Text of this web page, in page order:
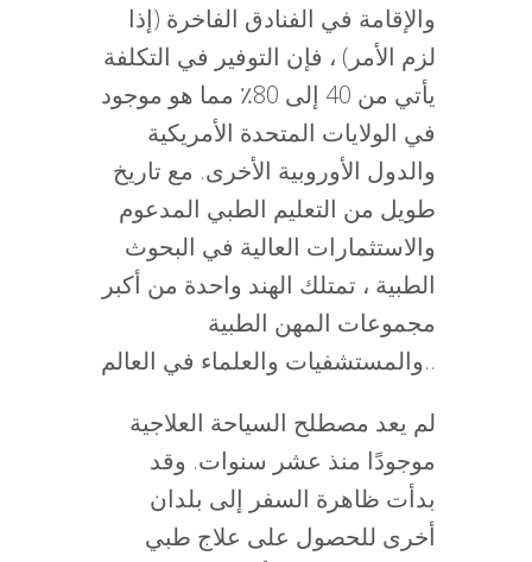
والإقامة في الفنادق الفاخرة (إذا
لزم الأمر) ، فإن التوفير في التكلفة
يأتي من 40 إلى 80٪ مما هو موجود
في الولايات المتحدة الأمريكية
والدول الأوروبية الأخرى. مع تاريخ
طويل من التعليم الطبي المدعوم
والاستثمارات العالية في البحوث
الطبية ، تمتلك الهند واحدة من أكبر
مجموعات المهن الطبية
والمستشفيات والعلماء في العالم..
لم يعد مصطلح السياحة العلاجية
موجودًا منذ عشر سنوات. وقد
بدأت ظاهرة السفر إلى بلدان
أخرى للحصول على علاج طبي